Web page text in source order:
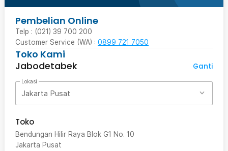
Pembelian Online
Telp : (021) 39 700 200
Customer Service (WA) : 0899 721 7050
Toko Kami
Jabodetabek
Ganti
Lokasi
Jakarta Pusat
Toko
Bendungan Hilir Raya Blok G1 No. 10
Jakarta Pusat